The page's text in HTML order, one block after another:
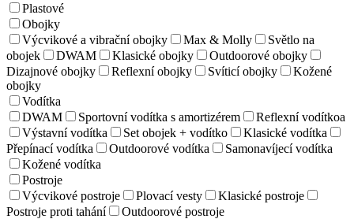
Plastové
Obojky
Výcvikové a vibrační obojky
Max & Molly
Světlo na
obojek
DWAM Klasické obojky
Outdoorové obojky
Dizajnové obojky
Reflexní obojky Svíticí obojky
Kožené
obojky
Vodítka
DWAM
Sportovní vodítka s amortizérem
Reflexní vodítkoa
Výstavní vodítka
Set obojek + vodítko
Klasické vodítka
Přepínací vodítka
Outdoorové vodítka
Samonavíjecí vodítka
Kožené vodítka
Postroje
Výcvikové postroje
Plovací vesty
Klasické postroje
Postroje proti tahání
Outdoorové postroje